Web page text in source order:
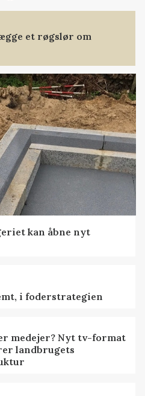
et røgslør om
kan åbne nyt
i foderstrategien
medejer? Nyt tv-format
landbrugets